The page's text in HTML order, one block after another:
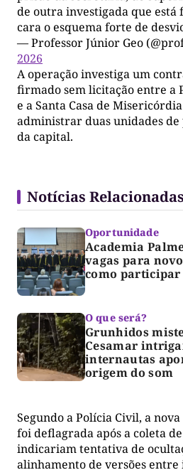
de outra investigada que está
cara o esquema forte de
— Professor Júnior Geo
2026
A operação investiga um
firmado sem licitação entre a
e a Santa Casa de
administrar duas unidades
da capital.
Notícias Relacionadas
Oportunidade
Academia
vagas para
como participar
O que será?
Grunhidos
Cesamar
internautas
origem do som
Segundo a Polícia Civil, a
foi deflagrada após a coleta
indicariam tentativa de
alinhamento de versões entre